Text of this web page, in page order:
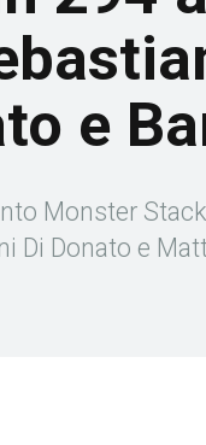
e
Monster
Di Donato e